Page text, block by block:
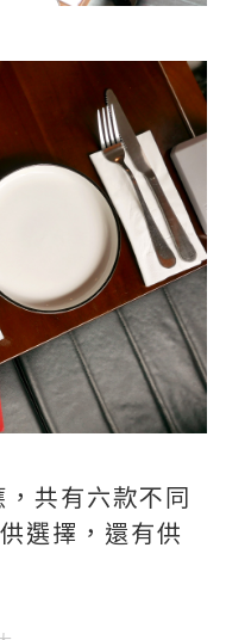
共有六款不同
選擇，還有供